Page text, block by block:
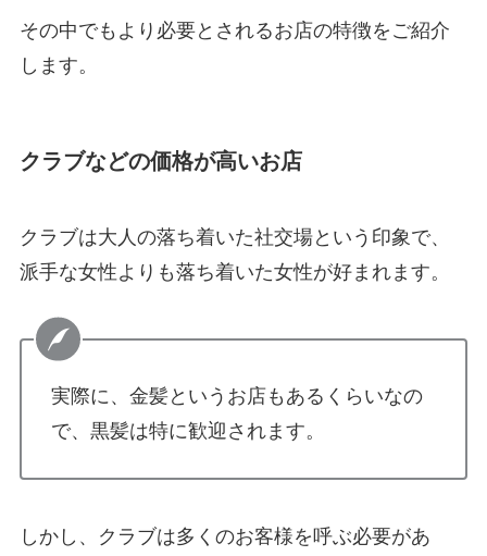
その中でもより必要とされるお店の特徴をご紹介
します。
クラブなどの価格が高いお店
クラブは大人の落ち着いた社交場という印象で、
派手な女性よりも落ち着いた女性が好まれます。
実際に、金髪というお店もあるくらいなの
で、黒髪は特に歓迎されます。
しかし、クラブは多くのお客様を呼ぶ必要があ